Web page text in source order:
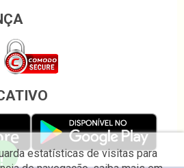
estatísticas de visitas para